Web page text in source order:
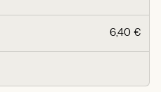
6,40 €